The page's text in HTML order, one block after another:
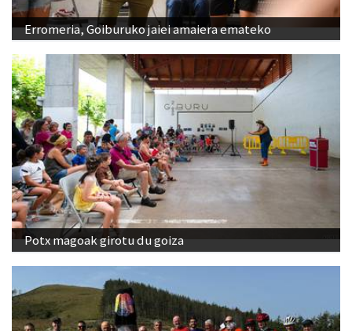
Erromeria, Goiburuko jaiei amaiera emateko
Potx magoak girotu du goiza